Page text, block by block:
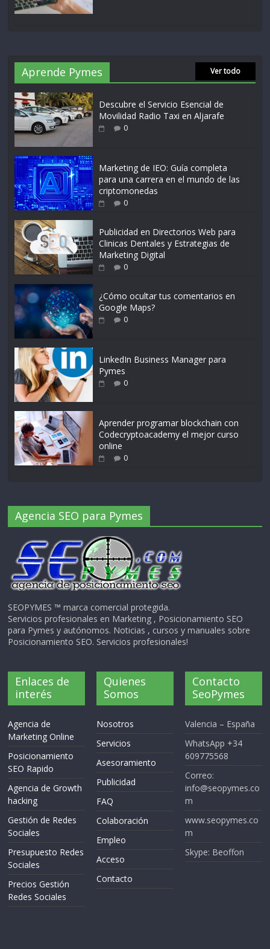
Aprende Pymes Ver todo
Descubre el Servicio Esencial de
Movilidad Radio Taxi en Aljarafe
0
Marketing de IEO: Guía completa
para una carrera en el mundo de las
criptomonedas
0
Publicidad en Directorios Web para
Clinicas Dentales y Estrategias de
Marketing Digital
0
¿Cómo ocultar tus comentarios en
Google Maps?
0
LinkedIn Business Manager para
Pymes
0
Aprender programar blockchain con
Codecryptoacademy el mejor curso
online
0
Agencia SEO para Pymes
SEOPYMES ™ marca comercial protegida.
Servicios profesionales en Marketing , Posicionamiento SEO
para Pymes y autónomos. Noticias , cursos y manuales sobre
Posicionamiento SEO. Servicios profesionales!
Enlaces de
interés
Agencia de
Marketing Online
Posicionamiento
SEO Rapido
Agencia de Growth
hacking
Gestión de Redes
Sociales
Presupuesto Redes
Sociales
Precios Gestión
Redes Sociales
Quienes
Somos
Nosotros
Servicios
Asesoramiento
Publicidad
FAQ
Colaboración
Empleo
Acceso
Contacto
Contacto
SeoPymes
Valencia – España
WhatsApp +34
609775568
Correo:
info@seopymes.co
m
www.seopymes.co
m
Skype: Beoffon